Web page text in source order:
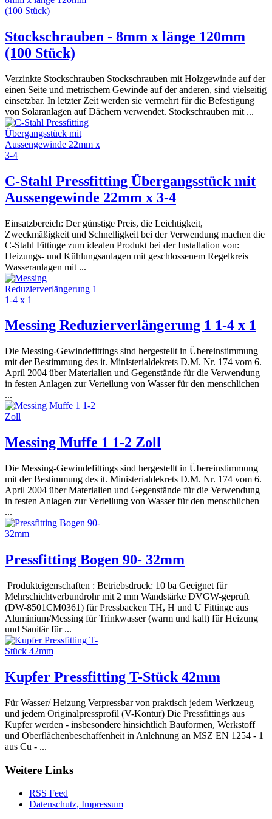
Stockschrauben - 8mm x länge 120mm
(100 Stück)
Verzinkte Stockschrauben Stockschrauben mit Holzgewinde auf der
einen Seite und metrischem Gewinde auf der anderen, sind vielseitig
einsetzbar. In letzter Zeit werden sie vermehrt für die Befestigung
von Solaranlagen auf Dächern verwendet. Stockschrauben mit ...
C-Stahl Pressfitting Übergangsstück mit
Aussengewinde 22mm x 3-4
Einsatzbereich: Der günstige Preis, die Leichtigkeit,
Zweckmäßigkeit und Schnelligkeit bei der Verwendung machen die
C-Stahl Fittinge zum idealen Produkt bei der Installation von:
Heizungs- und Kühlungsanlagen mit geschlossenem Regelkreis
Wasseranlagen mit ...
Messing Reduzierverlängerung 1 1-4 x 1
Die Messing-Gewindefittings sind hergestellt in Übereinstimmung
mit der Bestimmung des it. Ministerialdekrets D.M. Nr. 174 vom 6.
April 2004 über Materialien und Gegenstände für die Verwendung
in festen Anlagen zur Verteilung von Wasser für den menschlichen
...
Messing Muffe 1 1-2 Zoll
Die Messing-Gewindefittings sind hergestellt in Übereinstimmung
mit der Bestimmung des it. Ministerialdekrets D.M. Nr. 174 vom 6.
April 2004 über Materialien und Gegenstände für die Verwendung
in festen Anlagen zur Verteilung von Wasser für den menschlichen
...
Pressfitting Bogen 90- 32mm
Produkteigenschaften : Betriebsdruck: 10 ba Geeignet für
Mehrschichtverbundrohr mit 2 mm Wandstärke DVGW-geprüft
(DW-8501CM0361) für Pressbacken TH, H und U Fittinge aus
Aluminium/Messing für Trinkwasser (warm und kalt) für Heizung
und Sanitär für ...
Kupfer Pressfitting T-Stück 42mm
Für Wasser/ Heizung Verpressbar von praktisch jedem Werkzeug
und jedem Originalpressprofil (V-Kontur) Die Pressfittings aus
Kupfer werden - insbesondere hinsichtlich Bauformen, Werkstoff
und Oberflächenbeschaffenheit in Anlehnung an MSZ EN 1254 - 1
aus Cu - ...
Weitere Links
RSS Feed
Datenschutz, Impressum